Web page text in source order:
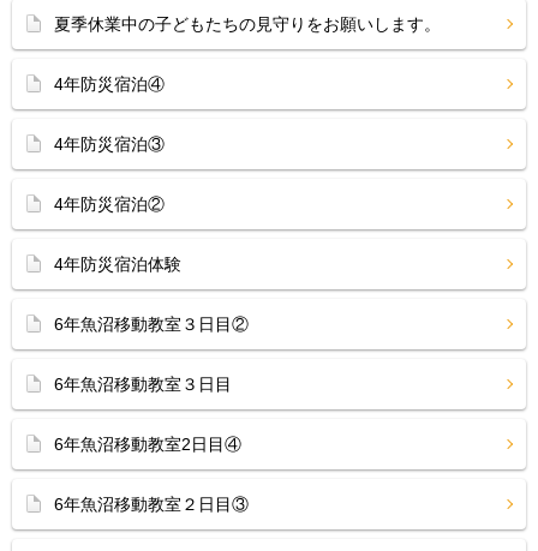
夏季休業中の子どもたちの見守りをお願いします。
4年防災宿泊④
4年防災宿泊③
4年防災宿泊②
4年防災宿泊体験
6年魚沼移動教室３日目②
6年魚沼移動教室３日目
6年魚沼移動教室2日目④
6年魚沼移動教室２日目③